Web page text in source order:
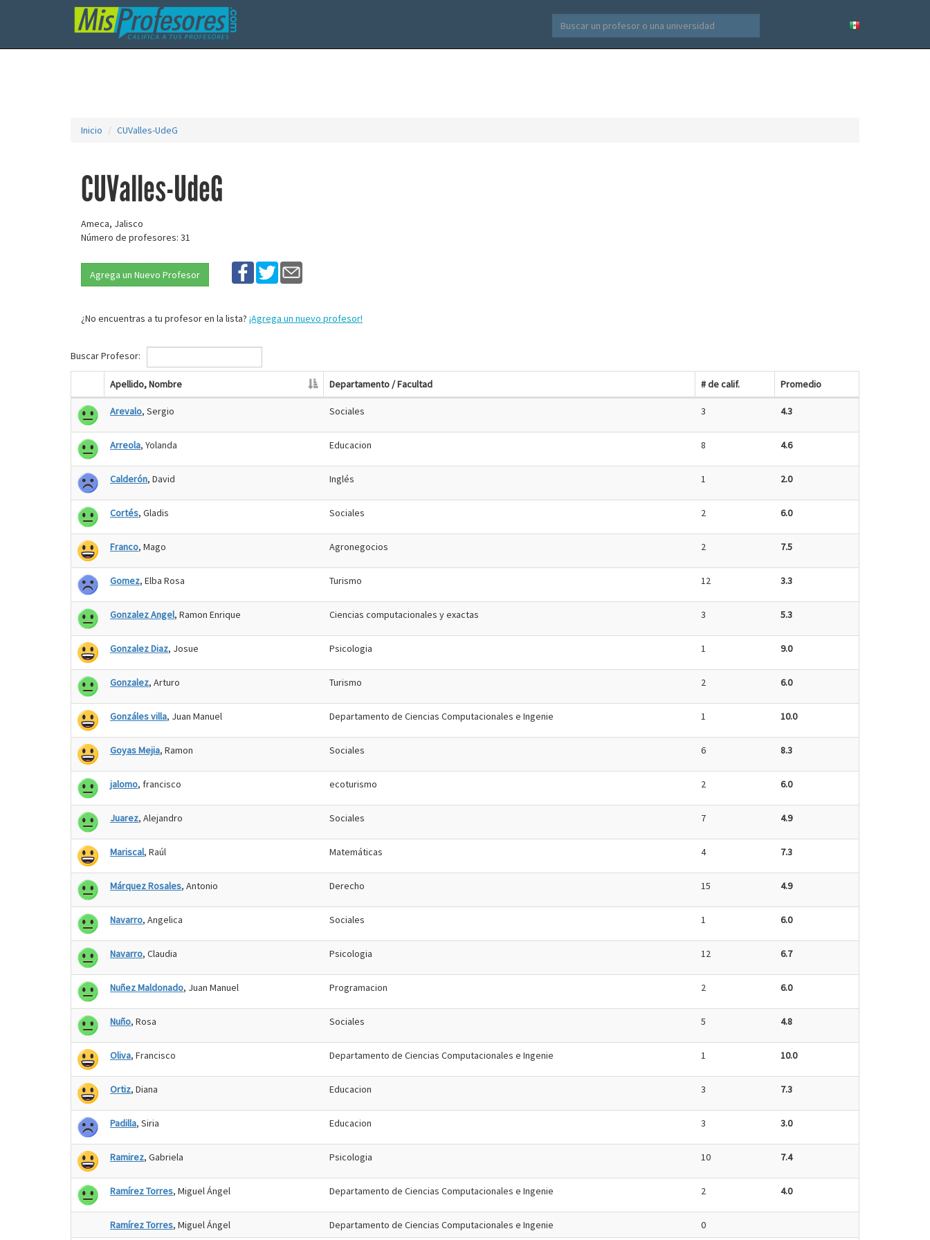
Inicio CUValles-UdeG
CUValles-UdeG
Ameca, Jalisco
Número de profesores: 31
Agrega un Nuevo Profesor
¿No encuentras a tu profesor en la lista? ¡Agrega un nuevo profesor!
Buscar Profesor:
Apellido, Nombre Departamento / Facultad # de calif. Promedio
Arevalo, Sergio Sociales 3 4.3
Arreola, Yolanda Educacion 8 4.6
Calderón, David Inglés 1 2.0
Cortés, Gladis Sociales 2 6.0
Franco, Mago Agronegocios 2 7.5
Gomez, Elba Rosa Turismo 12 3.3
Gonzalez Angel, Ramon Enrique Ciencias computacionales y exactas 3 5.3
Gonzalez Diaz, Josue Psicologia 1 9.0
Gonzalez, Arturo Turismo 2 6.0
Gonzáles villa, Juan Manuel Departamento de Ciencias Computacionales e Ingenie 1 10.0
Goyas Mejia, Ramon Sociales 6 8.3
jalomo, francisco ecoturismo 2 6.0
Juarez, Alejandro Sociales 7 4.9
Mariscal, Raúl Matemáticas 4 7.3
Márquez Rosales, Antonio Derecho 15 4.9
Navarro, Angelica Sociales 1 6.0
Navarro, Claudia Psicologia 12 6.7
Nuñez Maldonado, Juan Manuel Programacion 2 6.0
Nuño, Rosa Sociales 5 4.8
Oliva, Francisco Departamento de Ciencias Computacionales e Ingenie 1 10.0
Ortiz, Diana Educacion 3 7.3
Padilla, Siria Educacion 3 3.0
Ramirez, Gabriela Psicologia 10 7.4
Ramírez Torres, Miguel Ángel Departamento de Ciencias Computacionales e Ingenie 2 4.0
Ramírez Torres, Miguel Ángel Departamento de Ciencias Computacionales e Ingenie 0